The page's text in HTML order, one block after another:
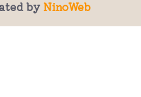
by NinoWeb